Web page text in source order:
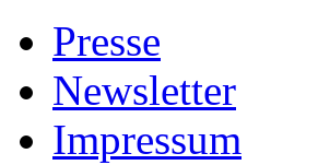
Presse
Newsletter
Impressum